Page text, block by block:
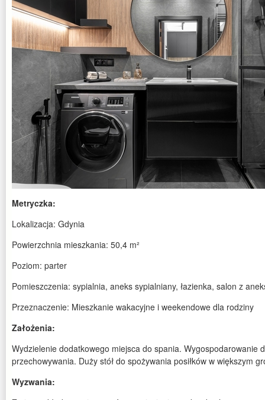
Metryczka:
Lokalizacja: Gdynia
Powierzchnia mieszkania: 50,4 m²
Poziom: parter
Pomieszczenia: sypialnia, aneks sypialniany, łazienka, salon z
Przeznaczenie: Mieszkanie wakacyjne i weekendowe dla rodziny
Założenia:
Wydzielenie dodatkowego miejsca do spania. Wygospodarowanie
przechowywania. Duży stół do spożywania posiłków w większym
Wyzwania: